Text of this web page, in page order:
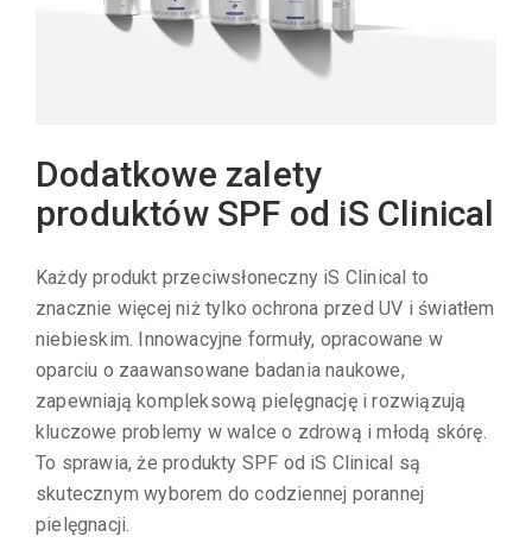
Dodatkowe zalety
produktów SPF od iS Clinical
Każdy produkt przeciwsłoneczny iS Clinical to
znacznie więcej niż tylko ochrona przed UV i światłem
niebieskim. Innowacyjne formuły, opracowane w
oparciu o zaawansowane badania naukowe,
zapewniają kompleksową pielęgnację i rozwiązują
kluczowe problemy w walce o zdrową i młodą skórę.
To sprawia, że produkty SPF od iS Clinical są
skutecznym wyborem do codziennej porannej
pielęgnacji.